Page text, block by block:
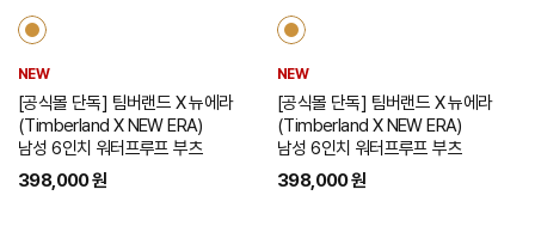
NEW
[공식몰 단독] 팀버랜드 X 뉴에라
(Timberland X NEW ERA)
남성 6인치 워터프루프 부츠
398,000 원
NEW
[공식몰 단독] 팀버랜드 X 뉴에라
(Timberland X NEW ERA)
남성 6인치 워터프루프 부츠
398,000 원